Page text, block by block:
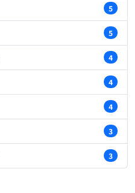
5
5
4
4
4
3
3